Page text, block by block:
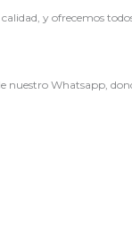
y ofrecemos
nuestro Whatsapp,